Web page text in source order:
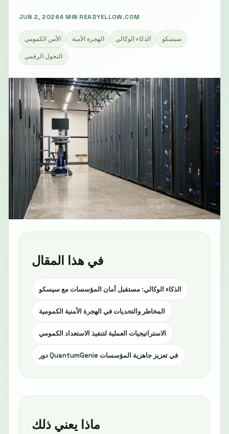
JUN 2, 20264 MIN READYELLOW.COM
الأمن الكمومي الهجرة الآمنة الذكاء الوكالي سيسكو
التحول الرقمي
في هذا المقال
الذكاء الوكالي: مستقبل أمان المؤسسات مع سيسكو
المخاطر والتحديات في الهجرة الأمنية الكمومية
الاستراتيجيات العملية لتنفيذ الاستعداد الكمومي
دور QuantumGenie في تعزيز جاهزية المؤسسات
ماذا يعني ذلك